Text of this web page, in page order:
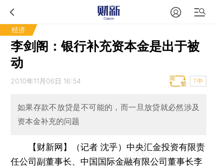
经济
李剑阁：银行补充资本金是出于被
动
2010年11月06日 16:54 T中
如果存款不放贷是不可能的，而一旦放贷就必然涉及
资本金补充的问题
【财新网】（记者 沈乎） 中央汇金投资有限责
任公司副董事长、中国国际金融有限公司董事长李